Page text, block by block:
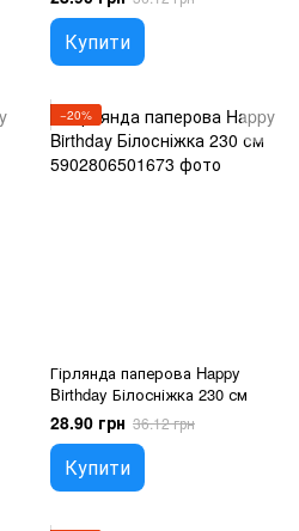
Купити
−20%
Гірлянда паперова Happy
Birthday Білосніжка 230 см
28.90 грн 36.12 грн
Купити